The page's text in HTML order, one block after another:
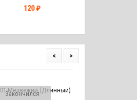
120 ₽
Закончился
< >